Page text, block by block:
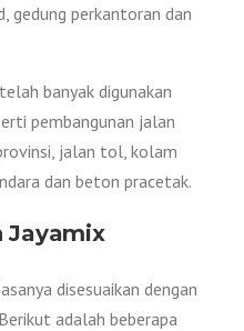
gedung perkantoran dan
banyak digunakan
pembangunan jalan
jalan tol, kolam
dan beton pracetak.
Jayamix
disesuaikan dengan
adalah beberapa